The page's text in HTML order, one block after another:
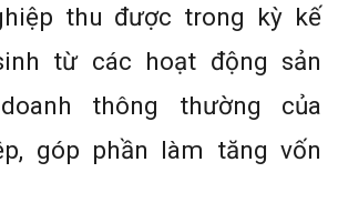
thu được trong kỳ kế
từ các hoạt động sản
thông thường của
góp phần làm tăng vốn